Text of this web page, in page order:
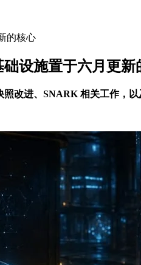
的核心
设施置于六月更新
改进、SNARK 相关工作，以